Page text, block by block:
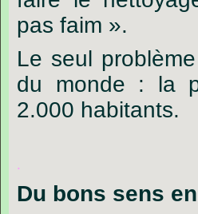
pas faim ».
Le seul problème
du
monde : la
2.000 habitants.
.
Du bons sens